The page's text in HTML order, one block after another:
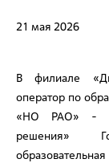
21 мая 2026
В филиале
оператор по
«НО РАО» -
решения»